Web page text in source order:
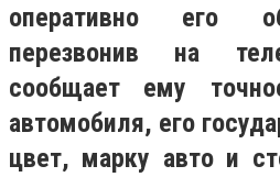
оперативно его
перезвонив на
сообщает ему
автомобиля, его
цвет, марку авто и